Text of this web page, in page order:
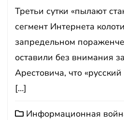
Третьи сутки «пылают
сегмент Интернета
запредельном
оставили без внимания
Арестовича, что
[…]
Информационная